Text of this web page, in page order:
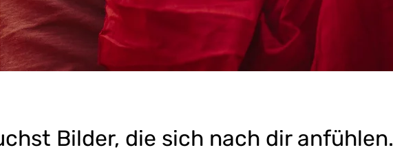
Bilder, die sich nach dir anfühlen.